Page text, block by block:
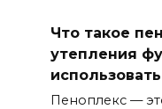
Что такое
утепления
использовать
Пеноплекс —